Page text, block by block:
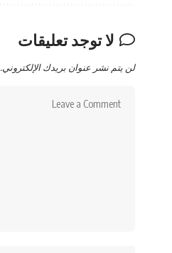
لا توجد تعليقات
لن يتم نشر عنوان بريدك الإلكتروني.